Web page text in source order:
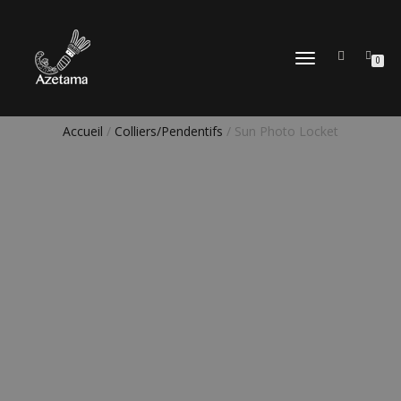
DÉPLIER
0
Accueil / Colliers/Pendentifs / Sun Photo Locket